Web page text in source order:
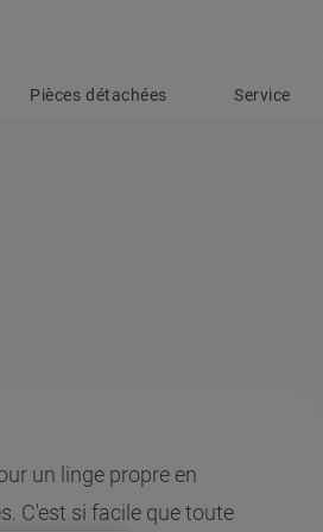
Pièces détachées Service
un linge propre en
C'est si facile que toute